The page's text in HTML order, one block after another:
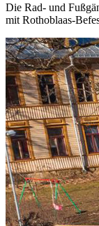
Die Rad- und
mit Rothoblaas-